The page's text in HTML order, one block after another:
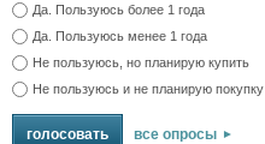
Да. Пользуюсь более 1 года
Да. Пользуюсь менее 1 года
Не пользуюсь, но планирую купить
Не пользуюсь и не планирую покупку
все опросы